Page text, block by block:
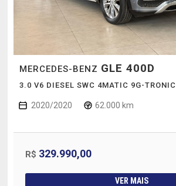
MERCEDES-BENZ GLE 400D
3.0 V6 DIESEL SWC 4MATIC 9G-TRONIC
2020/2020 62.000 km
R$ 329.990,00
VER MAIS